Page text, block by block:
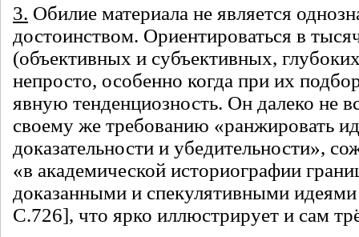
3. Обилие материала не является
достоинством. Ориентироваться в
(объективных и субъективных,
непросто, особенно когда при их
явную тенденциозность. Он далеко не
своему же требованию «ранжировать
доказательности и убедительности»,
«в академической историографии
доказанными и спекулятивными
С.726], что ярко иллюстрирует и сам